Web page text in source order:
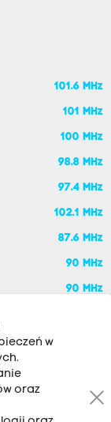
101.6 MHz
101 MHz
100 MHz
98.8 MHz
97.4 MHz
102.1 MHz
87.6 MHz
90 MHz
90 MHz
w
oraz